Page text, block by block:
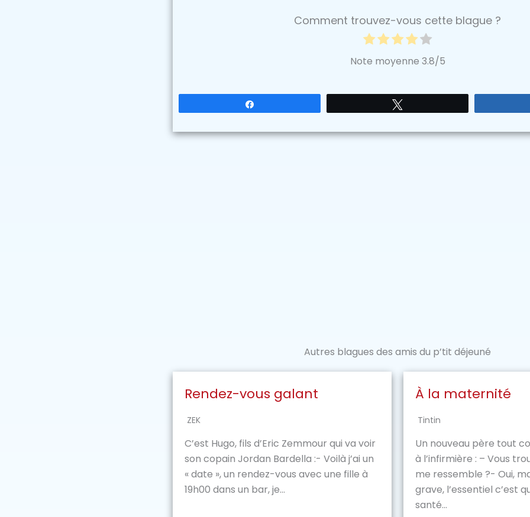
Comment trouvez-vous cette blague ?
Note moyenne 3.8/5
Autres blagues des amis du p’tit déjeuné
Rendez-vous galant
ZEK
C’est Hugo, fils d’Eric Zemmour qui va voir
son copain Jordan Bardella :- Voilà j’ai un
« date », un rendez-vous avec une fille à
19h00 dans un bar, je...
À la maternité
Tintin
Un nouveau père tout
à l’infirmière : – Vous
me ressemble ?- Oui,
grave, l’essentiel c’est
santé...